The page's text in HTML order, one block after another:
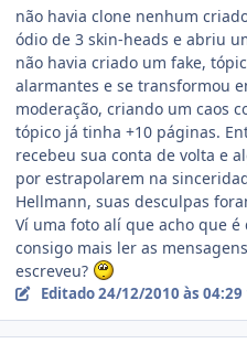
não havia clone nenhum
ódio de 3 skin-heads e abriu
não havia criado um fake,
alarmantes e se transformou
moderação, criando um caos
tópico já tinha +10 páginas.
recebeu sua conta de volta e
por estrapolarem na
Hellmann, suas desculpas
Ví uma foto alí que acho que
consigo mais ler as
escreveu?
Editado24/12/2010 às 04:29